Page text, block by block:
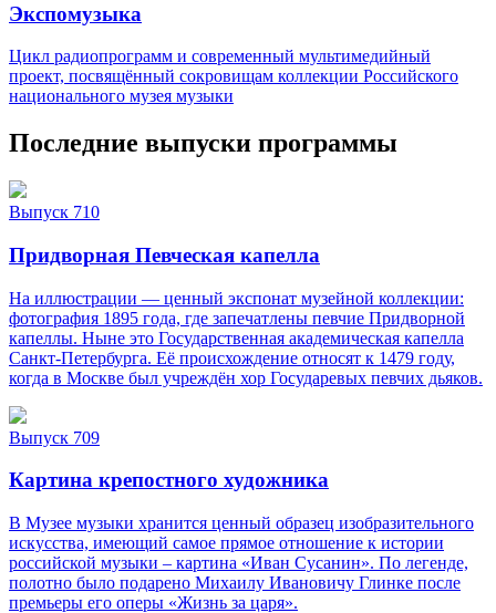
Экспомузыка
Цикл радиопрограмм и современный мультимедийный
проект, посвящённый сокровищам коллекции Российского
национального музея музыки
Последние выпуски программы
Выпуск 710
Придворная Певческая капелла
На иллюстрации — ценный экспонат музейной коллекции:
фотография 1895 года, где запечатлены певчие Придворной
капеллы. Ныне это Государственная академическая капелла
Санкт‑Петербурга. Её происхождение относят к 1479 году,
когда в Москве был учреждён хор Государевых певчих дьяков.
Выпуск 709
Картина крепостного художника
В Музее музыки хранится ценный образец изобразительного
искусства, имеющий самое прямое отношение к истории
российской музыки – картина «Иван Сусанин». По легенде,
полотно было подарено Михаилу Ивановичу Глинке после
премьеры его оперы «Жизнь за царя».